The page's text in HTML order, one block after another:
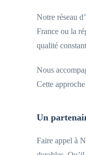
Notre réseau
France ou la
qualité
Nous
Cette
Un
Faire appel à